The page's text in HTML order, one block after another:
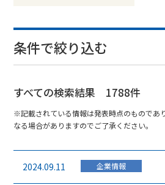
条件で絞り込む
すべての検索結果 1788件
※記載されている情報は発表時点のものであ
なる場合がありますのでご了承ください。
2024.09.11 企業情報